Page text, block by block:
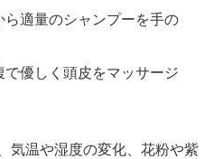
ら適量のシャンプーを手の
で優しく頭皮をマッサージ
気温や湿度の変化、花粉や紫